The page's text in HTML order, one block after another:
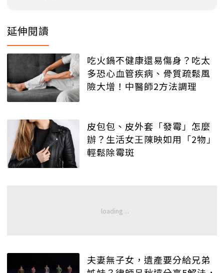
延伸閱讀
吃火鍋不健康還易傷身？吃太
多恐心血管疾病、骨質疏鬆風
險大增！中醫師2方法調理
皮包包、皮外套「發霉」怎麼
辦？生活女王陳映如用「2物」
輕鬆除霉斑
夫妻無子女，遺產要分給兄弟